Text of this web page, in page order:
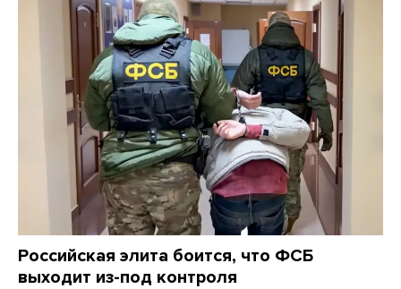
Российская элита боится, что ФСБ
выходит из-под контроля